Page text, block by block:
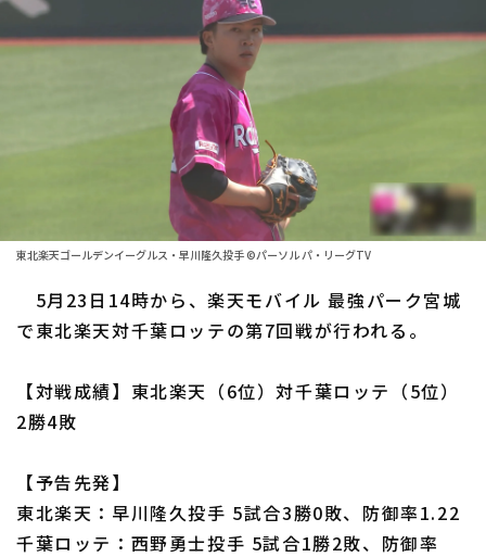
動画
順位表･成績
ファーム東地区
ファーム西地区
選手名鑑トップ
北海道日本ハムファイターズ
東北楽天ゴールデンイーグルス
埼玉西武ライオンズ
オリックス・バファローズ
福岡ソフトバンクホークス
ニュース
設定
東北楽天ゴールデンイーグルス・早川隆久投手 ©パーソル パ・リーグTV
5月23日14時から、楽天モバイル 最強パーク宮城
で東北楽天対千葉ロッテの第7回戦が行われる。
【対戦成績】東北楽天（6位）対千葉ロッテ（5位）
2勝4敗
【予告先発】
東北楽天：早川隆久投手 5試合3勝0敗、防御率1.22
千葉ロッテ：西野勇士投手 5試合1勝2敗、防御率